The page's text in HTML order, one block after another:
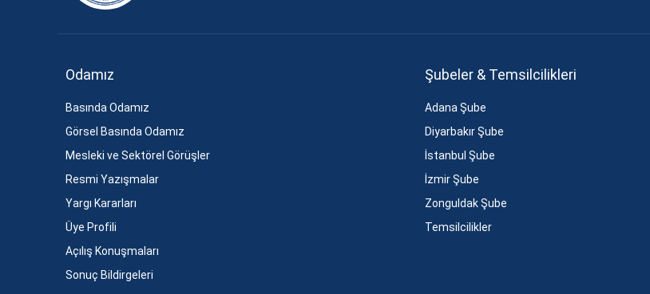
Odamız
Basında Odamız
Görsel Basında Odamız
Mesleki ve Sektörel Görüşler
Resmi Yazışmalar
Yargı Kararları
Üye Profili
Açılış Konuşmaları
Sonuç Bildirgeleri
Şubeler & Temsilcilikleri
Adana Şube
Diyarbakır Şube
İstanbul Şube
İzmir Şube
Zonguldak Şube
Temsilcilikler